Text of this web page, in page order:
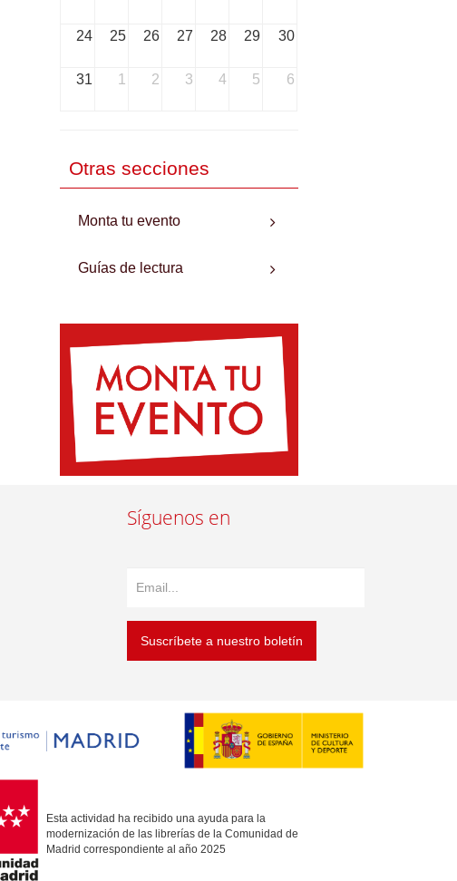
24 25 26 27 28 29 30
31 1 2 3 4 5 6
Otras secciones
Monta tu evento
Guías de lectura
Síguenos en
Suscríbete a nuestro boletín
Esta actividad ha recibido una ayuda para la
modernización de las librerías de la Comunidad de
Madrid correspondiente al año 2025